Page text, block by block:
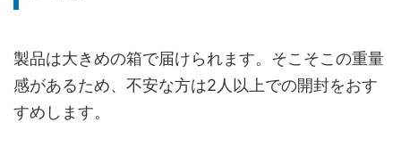
伸縮式モップ 対応（MopExtend RoboSwing）
モップリフトアッ
製品は大きめの箱で届けられます。そこそこの重量
感があるため、不安な方は2人以上での開封をおす
すめします。